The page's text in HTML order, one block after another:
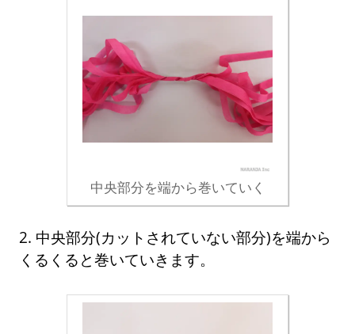
中央部分を端から巻いていく
2. 中央部分(カットされていない部分)を端から
くるくると巻いていきます。